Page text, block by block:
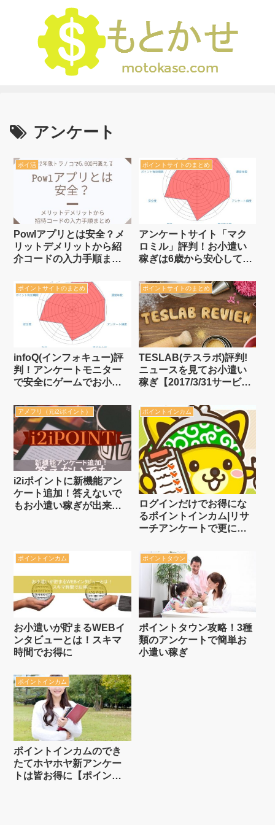
アンケート
ポイ活
Powlアプリとは安全？メ
リットデメリットから紹
介コードの入力手順まと
ポイントサイトのまとめ
アンケートサイト「マク
ロミル」評判！お小遣い
稼ぎは6歳から安心してス
ポイントサイトのまとめ
infoQ(インフォキュー)評
判！アンケートモニター
で安全にゲームでお小遣
ポイントサイトのまとめ
TESLAB(テスラボ)評判!
ニュースを見てお小遣い
稼ぎ【2017/3/31サービス
アメフリ（元i2iポイント）
i2iポイントに新機能アン
ケート追加！答えないで
もお小遣い稼ぎが出来ち
ポイントインカム
ログインだけでお得にな
るポイントインカム|リサ
ーチアンケートで更にポ
ポイントインカム
お小遣いが貯まるWEBイ
ンタビューとは！スキマ
時間でお得に
ポイントタウン
ポイントタウン攻略！3種
類のアンケートで簡単お
小遣い稼ぎ
ポイントインカム
ポイントインカムのでき
たてホヤホヤ新アンケー
トは皆お得に【ポイント